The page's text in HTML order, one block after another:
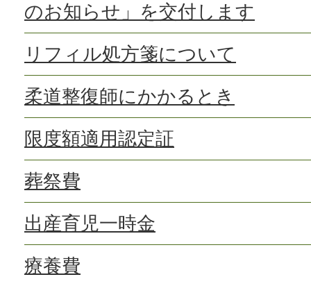
のお知らせ」を交付します
リフィル処方箋について
柔道整復師にかかるとき
限度額適用認定証
葬祭費
出産育児一時金
療養費